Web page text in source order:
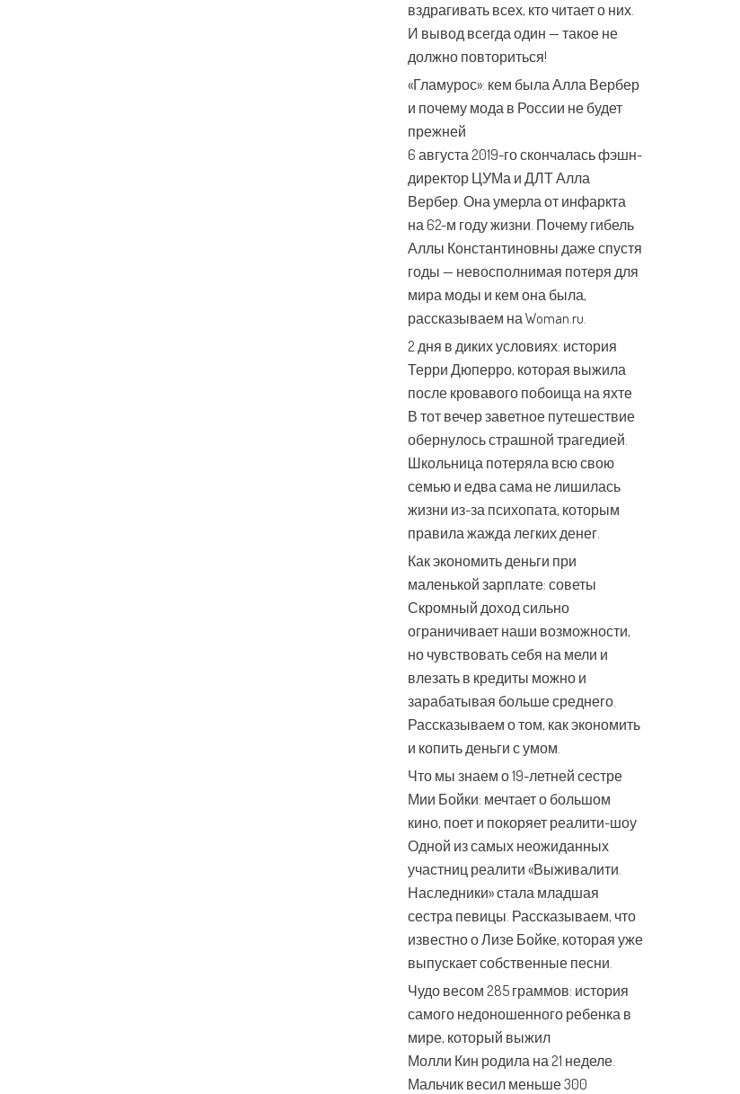
вздрагивать всех, кто читает о них.
И вывод всегда один — такое не
должно повториться!
«Гламурос»: кем была Алла Вербер
и почему мода в России не будет
прежней
6 августа 2019-го скончалась фэшн-
директор ЦУМа и ДЛТ Алла
Вербер. Она умерла от инфаркта
на 62-м году жизни. Почему гибель
Аллы Константиновны даже спустя
годы — невосполнимая потеря для
мира моды и кем она была,
рассказываем на Woman.ru.
2 дня в диких условиях: история
Терри Дюперро, которая выжила
после кровавого побоища на яхте
В тот вечер заветное путешествие
обернулось страшной трагедией.
Школьница потеряла всю свою
семью и едва сама не лишилась
жизни из-за психопата, которым
правила жажда легких денег.
Как экономить деньги при
маленькой зарплате: советы
Скромный доход сильно
ограничивает наши возможности,
но чувствовать себя на мели и
влезать в кредиты можно и
зарабатывая больше среднего.
Рассказываем о том, как экономить
и копить деньги с умом.
Что мы знаем о 19-летней сестре
Мии Бойки: мечтает о большом
кино, поет и покоряет реалити-шоу
Одной из самых неожиданных
участниц реалити «Выживалити.
Наследники» стала младшая
сестра певицы. Рассказываем, что
известно о Лизе Бойке, которая уже
выпускает собственные песни.
Чудо весом 285 граммов: история
самого недоношенного ребенка в
мире, который выжил
Молли Кин родила на 21 неделе.
Мальчик весил меньше 300